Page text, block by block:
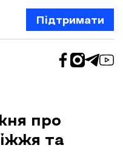
Підтримати
про
та